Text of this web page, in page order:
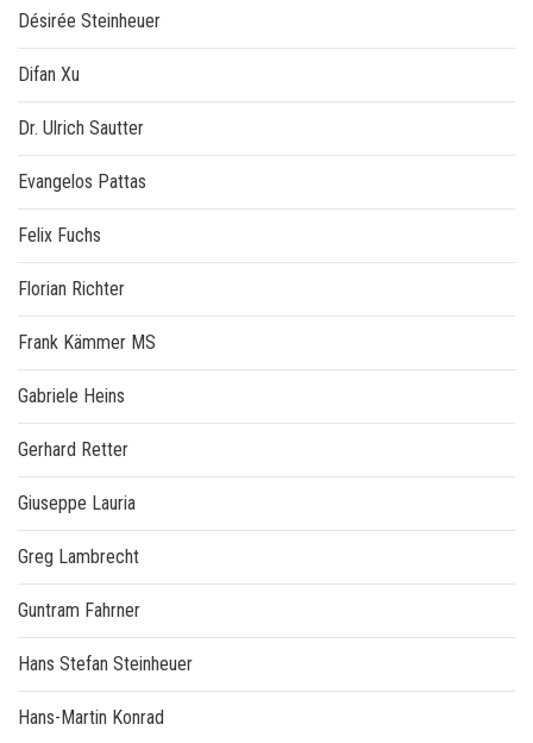
Désirée Steinheuer
Difan Xu
Dr. Ulrich Sautter
Evangelos Pattas
Felix Fuchs
Florian Richter
Frank Kämmer MS
Gabriele Heins
Gerhard Retter
Giuseppe Lauria
Greg Lambrecht
Guntram Fahrner
Hans Stefan Steinheuer
Hans-Martin Konrad